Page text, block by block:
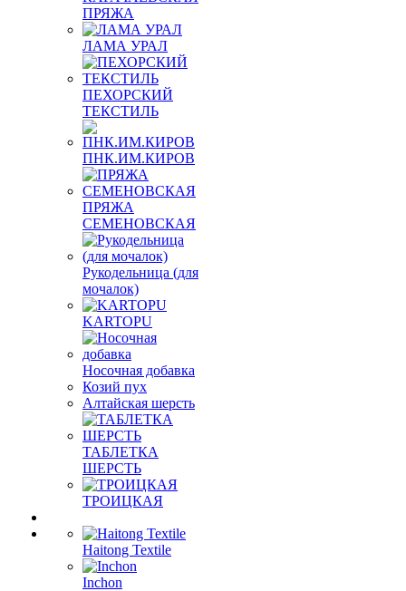
ПРЯЖА
ЛАМА УРАЛ
ПЕХОРСКИЙ
ТЕКСТИЛЬ
ПНК.ИМ.КИРОВ
ПРЯЖА
СЕМЕНОВСКАЯ
Рукодельница (для
мочалок)
KARTOPU
Носочная добавка
Козий пух
Алтайская шерсть
ТАБЛЕTКА
ШЕРСТЬ
ТРОИЦКАЯ
Haitong Textilе
Inchon